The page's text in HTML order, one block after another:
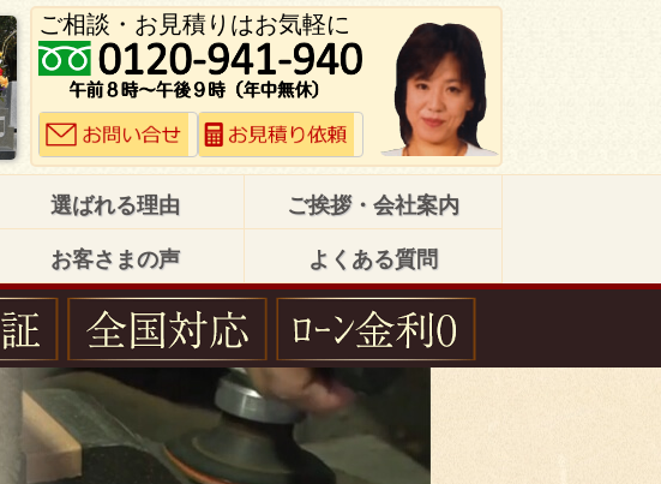
ご相談・お見積りはお気軽に
選ばれる理由 ご挨拶・会社案内
お客さまの声 よくある質問